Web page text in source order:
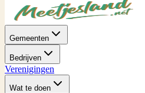
Gemeenten
Bedrijven
Verenigingen
Wat te doen